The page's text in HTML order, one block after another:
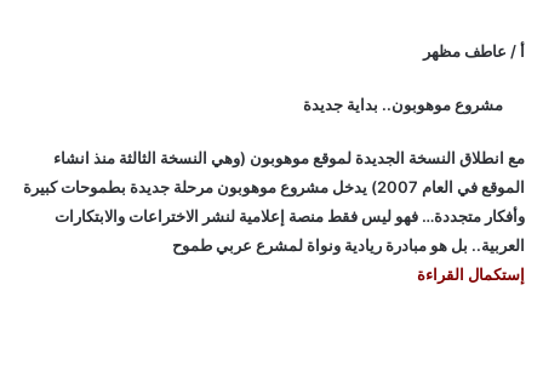
أ / عاطف مظهر
مشروع موهوبون.. بداية جديدة
مع انطلاق النسخة الجديدة لموقع موهوبون (وهي النسخة الثالثة منذ انشاء
الموقع في العام 2007) يدخل مشروع موهوبون مرحلة جديدة بطموحات كبيرة
وأفكار متجددة… فهو ليس فقط منصة إعلامية لنشر الاختراعات والابتكارات
العربية.. بل هو مبادرة ريادية ونواة لمشرع عربي طموح
إستكمال القراءة